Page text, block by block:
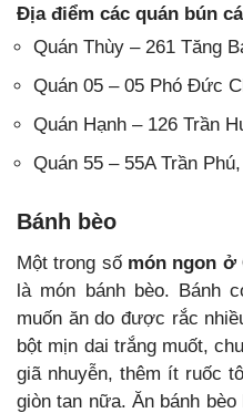
Địa điểm các quán bún
Quán Thùy – 261 Tăng
Quán 05 – 05 Phó Đức
Quán Hạnh – 126 Trần
Quán 55 – 55A Trần
Bánh bèo
Một trong sốmón ngon ở
là món bánh bèo. Bánh
muốn ăn do được rắc
bột mịn dai trắng muốt,
giã nhuyễn, thêm ít ruốc
giòn tan nữa. Ăn bánh